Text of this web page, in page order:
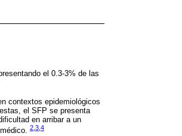
el 0.3-3% de las
contextos epidemiológicos
el SFP se presenta
en arribar a un
2 3 4